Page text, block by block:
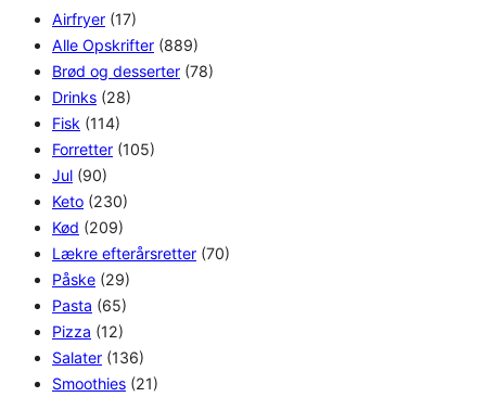
Airfryer (17)
Alle Opskrifter (889)
Brød og desserter (78)
Drinks (28)
Fisk (114)
Forretter (105)
Jul (90)
Keto (230)
Kød (209)
Lækre efterårsretter (70)
Påske (29)
Pasta (65)
Pizza (12)
Salater (136)
Smoothies (21)